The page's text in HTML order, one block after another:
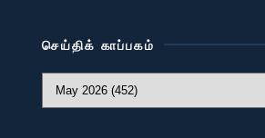
செய்திக் காப்பகம்